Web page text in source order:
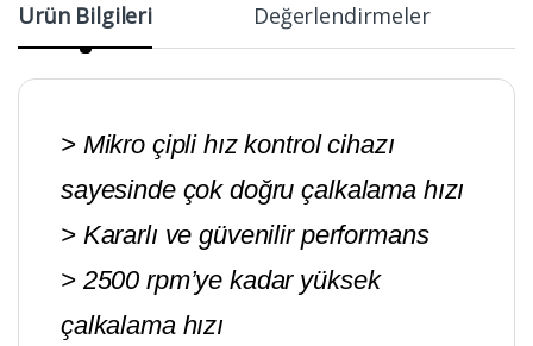
Ürün Bilgileri Değerlendirmeler
> Mikro çipli hız kontrol cihazı
sayesinde çok doğru çalkalama hızı
> Kararlı ve güvenilir performans
> 2500 rpm’ye kadar yüksek
çalkalama hızı